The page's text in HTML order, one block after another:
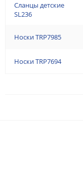
Сланцы детские
SL236
Носки TRP7985
Носки TRP7694